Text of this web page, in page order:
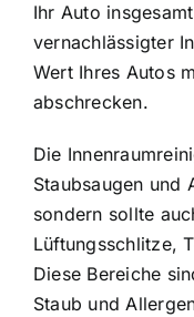
Ihr Auto
vernachlässigter
Wert Ihres Autos
abschrecken.
Die
Staubsaugen und
sondern sollte
Lüftungsschlitze,
Diese Bereiche
Staub und